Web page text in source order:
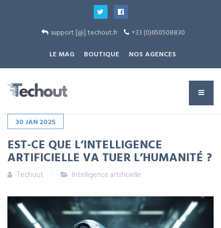
support [@] techout.fr
+33 (0)650508830
LE MAG
BOUTIQUE NOS AGENCES
30 JAN 2025
EST-CE QUE L’INTELLIGENCE
ARTIFICIELLE VA TUER L’HUMANITÉ ?
Techout Intelligence artificielle